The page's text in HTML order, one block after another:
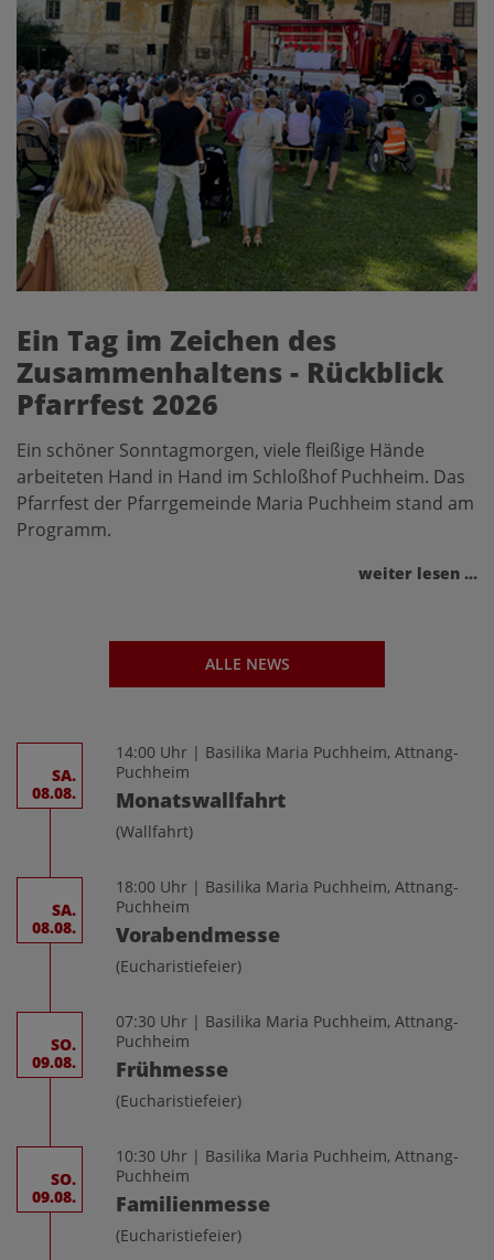
Ein Tag im Zeichen des
Zusammenhaltens - Rückblick
Pfarrfest 2026
Ein schöner Sonntagmorgen, viele fleißige Hände
arbeiteten Hand in Hand im Schloßhof Puchheim. Das
Pfarrfest der Pfarrgemeinde Maria Puchheim stand am
Programm.
weiter lesen ...
ALLE NEWS
SA.
08.08.
14:00 Uhr | Basilika Maria Puchheim, Attnang-
Puchheim
Monatswallfahrt
(Wallfahrt)
SA.
08.08.
18:00 Uhr | Basilika Maria Puchheim, Attnang-
Puchheim
Vorabendmesse
(Eucharistiefeier)
SO.
09.08.
07:30 Uhr | Basilika Maria Puchheim, Attnang-
Puchheim
Frühmesse
(Eucharistiefeier)
SO.
09.08.
10:30 Uhr | Basilika Maria Puchheim, Attnang-
Puchheim
Familienmesse
(Eucharistiefeier)